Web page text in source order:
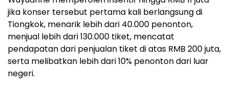
jika konser tersebut pertama kali berlangsung di
Tiongkok, menarik lebih dari 40.000 penonton,
menjual lebih dari 130.000 tiket, mencatat
pendapatan dari penjualan tiket di atas RMB 200 juta,
serta melibatkan lebih dari 10% penonton dari luar
negeri.